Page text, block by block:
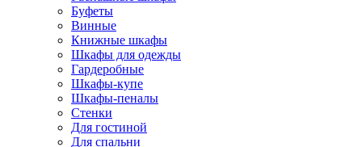
Буфеты
Винные
Книжные шкафы
Шкафы для одежды
Гардеробные
Шкафы-купе
Шкафы-пеналы
Стенки
Для гостиной
Для спальни